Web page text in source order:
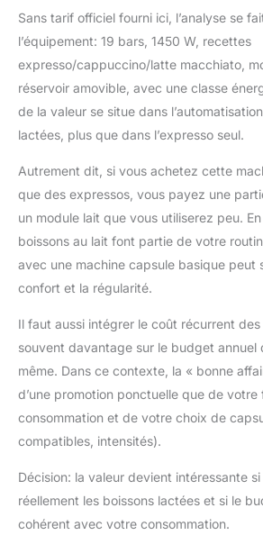
Sans tarif officiel fourni ici, l’analyse se
l’équipement: 19 bars, 1450 W, recettes
expresso/cappuccino/latte macchiato,
réservoir amovible, avec une classe
de la valeur se situe dans
lactées, plus que dans l’expresso seul.
Autrement dit, si vous achetez cette
que des expressos, vous payez une
un module lait que vous utiliserez peu.
boissons au lait font partie de votre
avec une machine capsule basique peut
confort et la régularité.
Il faut aussi intégrer le coût récurrent
souvent davantage sur le budget annuel
même. Dans ce contexte, la « bonne
d’une promotion ponctuelle que de
consommation et de votre choix de
compatibles, intensités).
Décision: la valeur devient intéressante
réellement les boissons lactées et si le
cohérent avec votre consommation.